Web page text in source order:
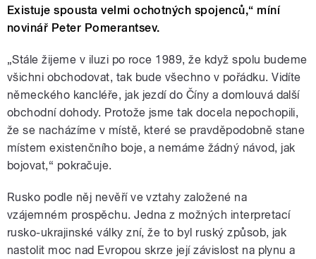
Existuje spousta velmi ochotných spojenců,“ míní
novinář Peter Pomerantsev.
„Stále žijeme v iluzi po roce 1989, že když spolu budeme
všichni obchodovat, tak bude všechno v pořádku. Vidíte
německého kancléře, jak jezdí do Číny a domlouvá další
obchodní dohody. Protože jsme tak docela nepochopili,
že se nacházíme v místě, které se pravděpodobně stane
místem existenčního boje, a nemáme žádný návod, jak
bojovat,“ pokračuje.
Rusko podle něj nevěří ve vztahy založené na
vzájemném prospěchu. Jedna z možných interpretací
rusko-ukrajinské války zní, že to byl ruský způsob, jak
nastolit moc nad Evropou skrze její závislost na plynu a